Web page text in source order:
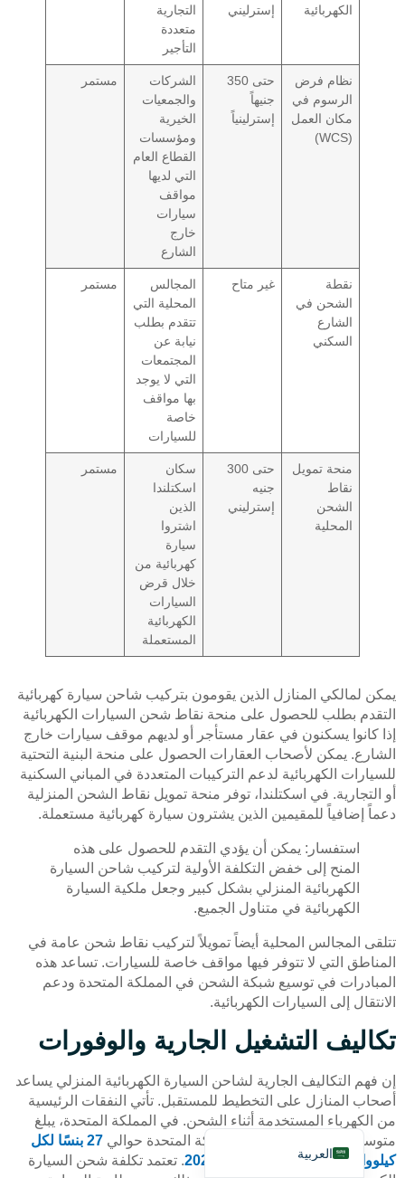
الكهربائية
إسترليني
التجارية
متعددة
التأجير
نظام فرض
الرسوم في
مكان العمل
(WCS)
حتى 350
جنيهاً
إسترلينياً
الشركات
والجمعيات
الخيرية
ومؤسسات
القطاع العام
التي لديها
مواقف
سيارات
خارج
الشارع
مستمر
نقطة
الشحن في
الشارع
السكني
غير متاح
المجالس
المحلية التي
تتقدم بطلب
نيابة عن
المجتمعات
التي لا يوجد
بها مواقف
خاصة
للسيارات
مستمر
منحة تمويل
نقاط
الشحن
المحلية
حتى 300
جنيه
إسترليني
سكان
اسكتلندا
الذين
اشتروا
سيارة
كهربائية من
خلال قرض
السيارات
الكهربائية
المستعملة
مستمر
يمكن لمالكي المنازل الذين يقومون بتركيب شاحن سيارة كهربائية
التقدم بطلب للحصول على منحة نقاط شحن السيارات الكهربائية
إذا كانوا يسكنون في عقار مستأجر أو لديهم موقف سيارات خارج
الشارع. يمكن لأصحاب العقارات الحصول على منحة البنية التحتية
للسيارات الكهربائية لدعم التركيبات المتعددة في المباني السكنية
أو التجارية. في اسكتلندا، توفر منحة تمويل نقاط الشحن المنزلية
دعماً إضافياً للمقيمين الذين يشترون سيارة كهربائية مستعملة.
استفسار: يمكن أن يؤدي التقدم للحصول على هذه
المنح إلى خفض التكلفة الأولية لتركيب شاحن السيارة
الكهربائية المنزلي بشكل كبير وجعل ملكية السيارة
الكهربائية في متناول الجميع.
تتلقى المجالس المحلية أيضاً تمويلاً لتركيب نقاط شحن عامة في
المناطق التي لا تتوفر فيها مواقف خاصة للسيارات. تساعد هذه
المبادرات في توسيع شبكة الشحن في المملكة المتحدة ودعم
الانتقال إلى السيارات الكهربائية.
تكاليف التشغيل الجارية والوفورات
إن فهم التكاليف الجارية لشاحن السيارة الكهربائية المنزلي يساعد
أصحاب المنازل على التخطيط للمستقبل. تأتي النفقات الرئيسية
من الكهرباء المستخدمة أثناء الشحن. في المملكة المتحدة، يبلغ
متوسط تعريفة الطاقة في المملكة المتحدة حوالي
27 بنسًا لكل
كيلووات ساعة اعتبارًا من مايو 2025
. تعتمد تكلفة شحن السيارة
العربية
English
Español
Русский
Français
Türkçe
Bahasa Indonesia
Deutsch